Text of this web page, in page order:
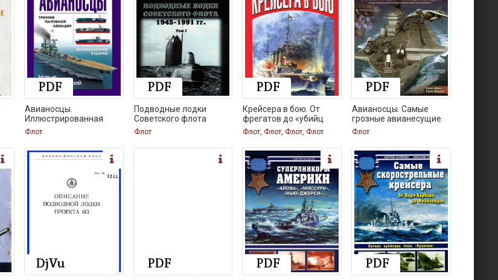
Авианосцы.
Иллюстрированная
энциклопедия
Флот
Подводные лодки
Советского флота
Флот
Крейсера в бою. От
фрегатов до «убийц
Флот, Флот, Флот, Флот
Авианосцы. Самые
грозные авианесущие
Флот